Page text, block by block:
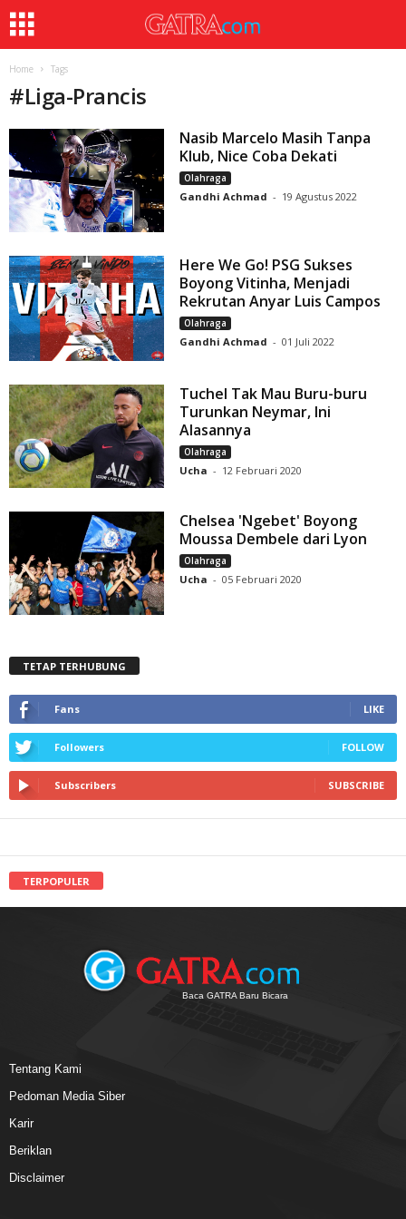
Home Tags
#Liga-Prancis
Nasib Marcelo Masih Tanpa
Klub, Nice Coba Dekati
Olahraga
Gandhi Achmad - 19 Agustus 2022
Here We Go! PSG Sukses
Boyong Vitinha, Menjadi
Rekrutan Anyar Luis Campos
Olahraga
Gandhi Achmad - 01 Juli 2022
Tuchel Tak Mau Buru-buru
Turunkan Neymar, Ini
Alasannya
Olahraga
Ucha - 12 Februari 2020
Chelsea 'Ngebet' Boyong
Moussa Dembele dari Lyon
Olahraga
Ucha - 05 Februari 2020
TETAP TERHUBUNG
Fans LIKE
Followers FOLLOW
Subscribers SUBSCRIBE
TERPOPULER
Baca GATRA Baru Bicara
Tentang Kami
Pedoman Media Siber
Karir
Beriklan
Disclaimer